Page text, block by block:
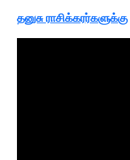
தனுசு ராசிக்கரர்களுக்கு